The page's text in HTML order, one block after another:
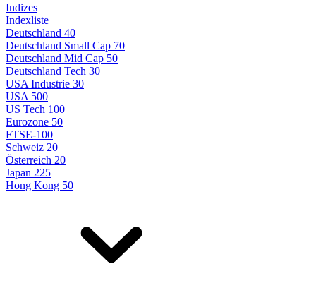
Indizes
Indexliste
Deutschland 40
Deutschland Small Cap 70
Deutschland Mid Cap 50
Deutschland Tech 30
USA Industrie 30
USA 500
US Tech 100
Eurozone 50
FTSE-100
Schweiz 20
Österreich 20
Japan 225
Hong Kong 50